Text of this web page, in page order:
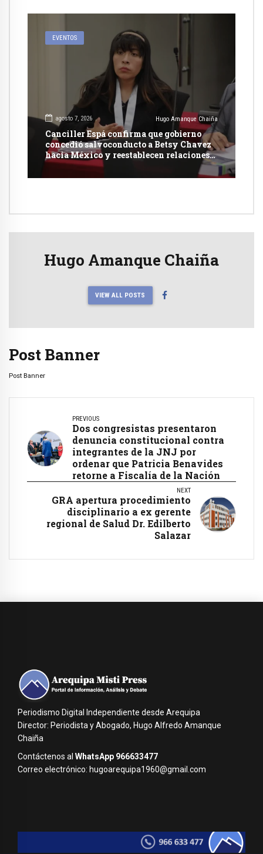
EVENTOS
agosto 7, 2026 Hugo Amanque Chaiña
Canciller Espá confirma que gobierno
concedió salvoconducto a Betsy Chavez
hacia México y reestablecen relaciones
con dicho país
Hugo Amanque Chaiña
VIEW ALL POSTS
Post Banner
Post Banner
PREVIOUS
Dos congresistas presentaron
denuncia constitucional contra
integrantes de la JNJ por
ordenar que Patricia Benavides
retorne a Fiscalía de la Nación
NEXT
GRA apertura procedimiento
disciplinario a ex gerente
regional de Salud Dr. Edilberto
Salazar
Periodismo Digital Independiente desde Arequipa
Director: Periodista y Abogado, Hugo Alfredo Amanque
Chaiña
Contáctenos al WhatsApp 966633477
Correo electrónico: hugoarequipa1960@gmail.com